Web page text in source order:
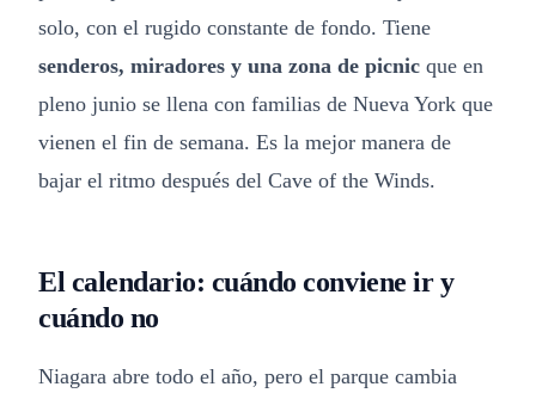
solo, con el rugido constante de fondo. Tiene
senderos, miradores y una zona de picnic que en
pleno junio se llena con familias de Nueva York que
vienen el fin de semana. Es la mejor manera de
bajar el ritmo después del Cave of the Winds.
El calendario: cuándo conviene ir y
cuándo no
Niagara abre todo el año, pero el parque cambia